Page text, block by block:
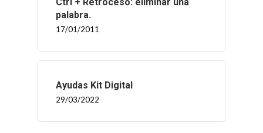
palabra.
17/01/2011
Ayudas Kit Digital
29/03/2022